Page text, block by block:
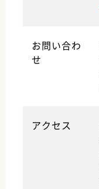
お問い合わ
せ
アクセス